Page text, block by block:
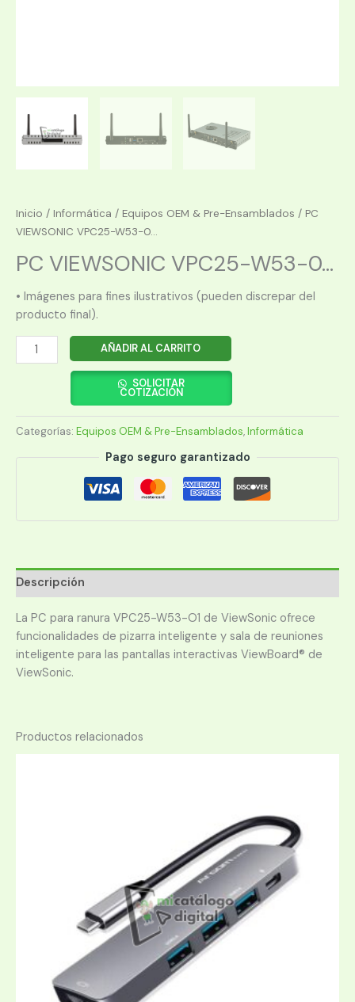
Inicio / Informática / Equipos OEM & Pre-Ensamblados / PC
VIEWSONIC VPC25-W53-0...
PC VIEWSONIC VPC25-W53-0...
• Imágenes para fines ilustrativos (pueden discrepar del
producto final).
VIEWSONIC
01
CORE
I5/16/256/W10PRO
AÑADIR AL CARRITO
SOLICITAR
COTIZACIÓN
Categorías: Equipos OEM & Pre-Ensamblados,Informática
Pago seguro garantizado
Descripción
La PC para ranura VPC25-W53-O1 de ViewSonic ofrece
funcionalidades de pizarra inteligente y sala de reuniones
inteligente para las pantallas interactivas ViewBoard® de
ViewSonic.
Productos relacionados